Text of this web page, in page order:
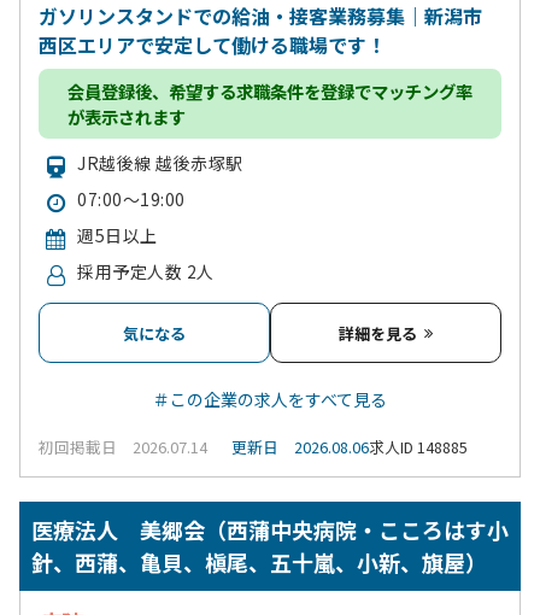
ガソリンスタンドでの給油・接客業務募集｜新潟市
西区エリアで安定して働ける職場です！
会員登録後、希望する求職条件を登録でマッチング率
が表示されます
JR越後線 越後赤塚駅
07:00～19:00
週5日以上
採用予定人数 2人
気になる 詳細を見る
＃この企業の求人をすべて見る
初回掲載日 2026.07.14 更新日 2026.08.06求人ID 148885
医療法人 美郷会（西蒲中央病院・こころはす小
針、西蒲、亀貝、槇尾、五十嵐、小新、旗屋）